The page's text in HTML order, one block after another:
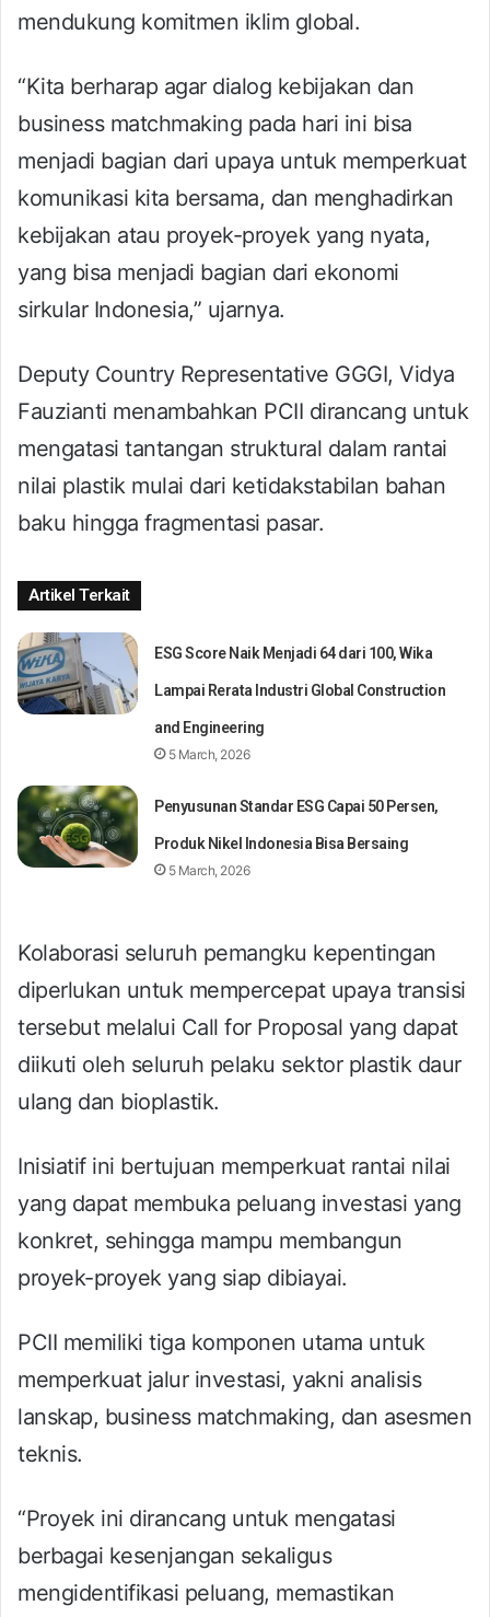
mendukung komitmen iklim global.
“Kita berharap agar dialog kebijakan dan
business matchmaking pada hari ini bisa
menjadi bagian dari upaya untuk memperkuat
komunikasi kita bersama, dan menghadirkan
kebijakan atau proyek-proyek yang nyata,
yang bisa menjadi bagian dari ekonomi
sirkular Indonesia,” ujarnya.
Deputy Country Representative GGGI, Vidya
Fauzianti menambahkan PCII dirancang untuk
mengatasi tantangan struktural dalam rantai
nilai plastik mulai dari ketidakstabilan bahan
baku hingga fragmentasi pasar.
Artikel Terkait
ESG Score Naik Menjadi 64 dari 100, Wika
Lampai Rerata Industri Global Construction
and Engineering
5 March, 2026
Penyusunan Standar ESG Capai 50 Persen,
Produk Nikel Indonesia Bisa Bersaing
5 March, 2026
Kolaborasi seluruh pemangku kepentingan
diperlukan untuk mempercepat upaya transisi
tersebut melalui Call for Proposal yang dapat
diikuti oleh seluruh pelaku sektor plastik daur
ulang dan bioplastik.
Inisiatif ini bertujuan memperkuat rantai nilai
yang dapat membuka peluang investasi yang
konkret, sehingga mampu membangun
proyek-proyek yang siap dibiayai.
PCII memiliki tiga komponen utama untuk
memperkuat jalur investasi, yakni analisis
lanskap, business matchmaking, dan asesmen
teknis.
“Proyek ini dirancang untuk mengatasi
berbagai kesenjangan sekaligus
mengidentifikasi peluang, memastikan